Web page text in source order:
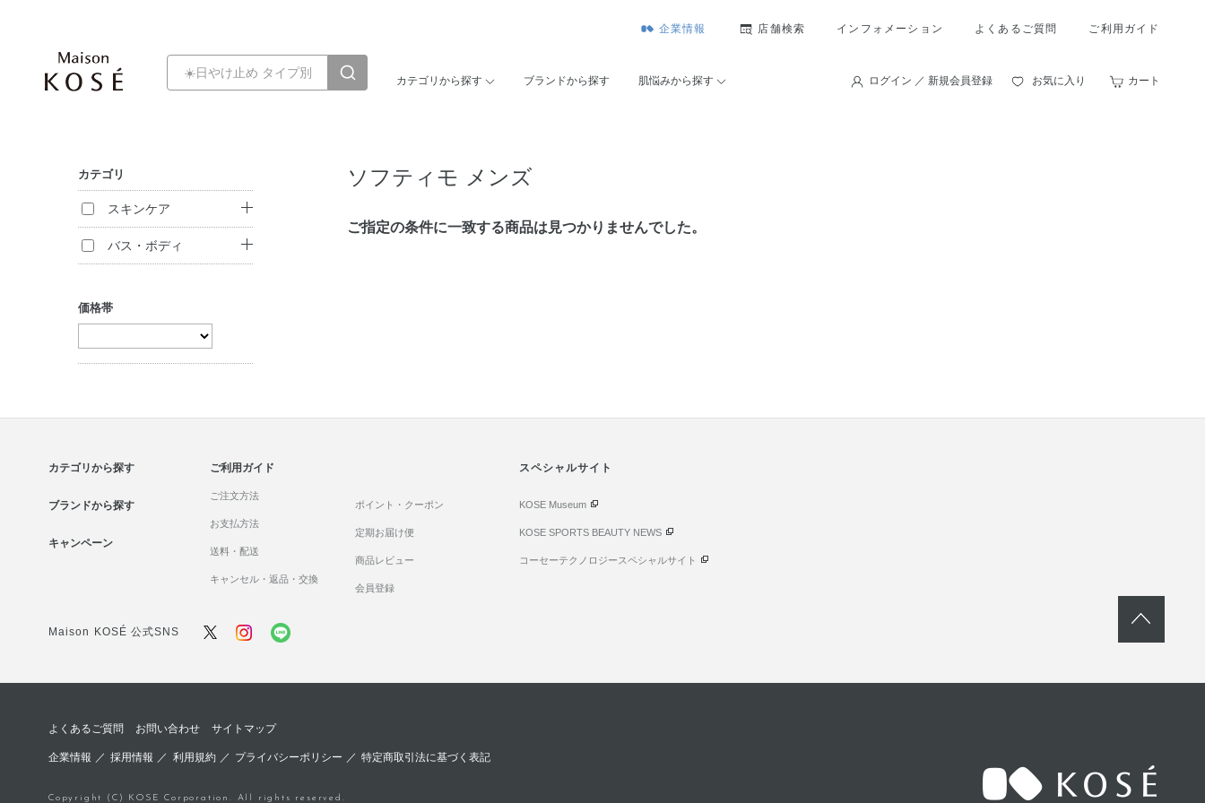
企業情報 店舗検索 インフォメーション よくあるご質問 ご利用ガイド
カテゴリから探す ブランドから探す 肌悩みから探す ログイン ／ 新規会員登録 お気に入り カート
ソフティモ メンズ
カテゴリ
スキンケア
クレンジング
マッサージ
バス・ボディ
価格帯
ご指定の条件に⼀致する商品は見つかりませんでした。
カテゴリから探す
ブランドから探す
キャンペーン
ご利用ガイド
ご注文方法
お支払方法
送料・配送
キャンセル・返品・交換
ポイント・クーポン
定期お届け便
商品レビュー
会員登録
スペシャルサイト
KOSE Museum
KOSE SPORTS BEAUTY NEWS
コーセーテクノロジースペシャルサイト
Maison KOSÉ 公式SNS
よくあるご質問 お問い合わせ サイトマップ
企業情報 ／採用情報 ／ 利用規約／ プライバシーポリシー ／ 特定商取引法に基づく表記
Copyright (C) KOSE Corporation. All rights reserved.